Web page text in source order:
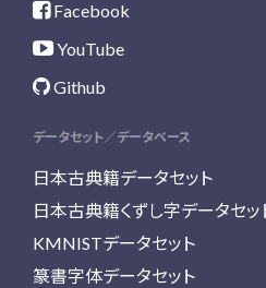
Facebook
YouTube
Github
データセット／データベース
日本古典籍データセット
日本古典籍くずし字データセッ
KMNISTデータセット
篆書字体データセット